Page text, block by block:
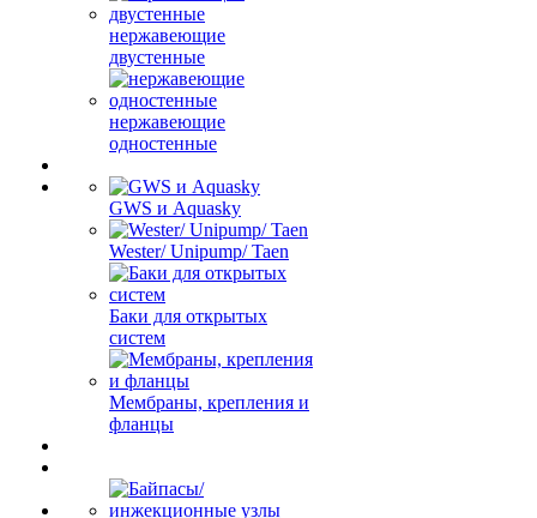
нержавеющие
двустенные
нержавеющие
одностенные
GWS и Aquasky
Wester/ Unipump/ Taen
Баки для открытых
систем
Мембраны, крепления и
фланцы